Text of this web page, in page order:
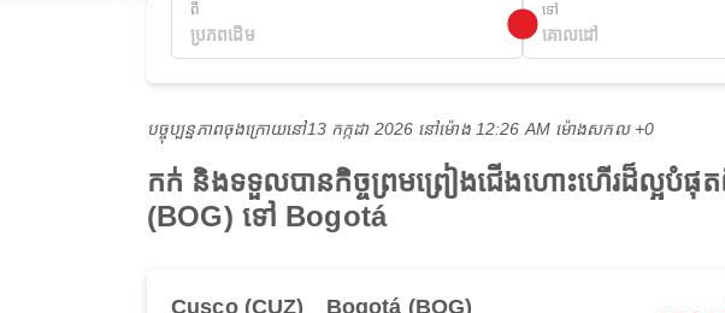
ពី ទៅ
បច្ចុប្បន្នភាពចុងក្រោយនៅ13 កក្កដា 2026 នៅ​ម៉ោង 12:26 AM ម៉ោង​សកល +0
កក់ និងទទួលបានកិច្ចព្រមព្រៀងជើងហោះហើរដ៏ល្អ
(BOG) ទៅ Bogotá
Cusco (CUZ) Bogotá (BOG)